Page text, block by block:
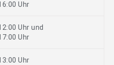
Uhr
Uhr und
Uhr
Uhr